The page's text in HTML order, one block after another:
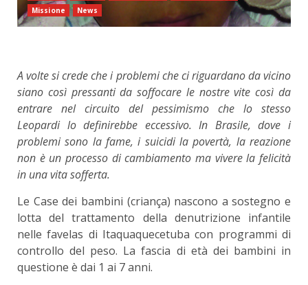
Missione
News
A volte si crede che i problemi che ci riguardano da vicino
siano così pressanti da soffocare le nostre vite così da
entrare nel circuito del pessimismo che lo stesso
Leopardi lo definirebbe eccessivo. In Brasile, dove i
problemi sono la fame, i suicidi la povertà, la reazione
non è un processo di cambiamento ma vivere la felicità
in una vita sofferta.
Le Case dei bambini (criança) nascono a sostegno e
lotta del trattamento della denutrizione infantile
nelle favelas di Itaquaquecetuba con programmi di
controllo del peso. La fascia di età dei bambini in
questione è dai 1 ai 7 anni.